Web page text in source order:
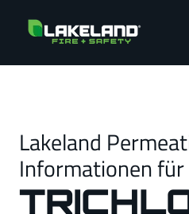
Lakeland
Informationen für